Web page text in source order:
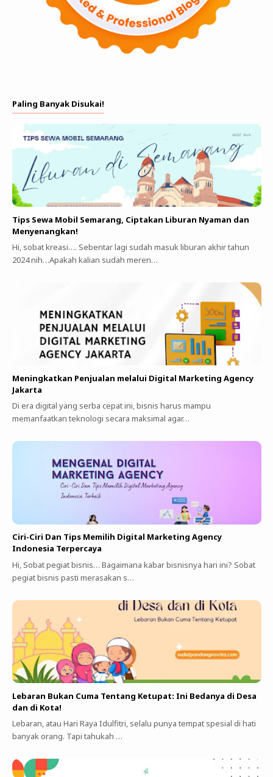
Paling Banyak Disukai!
Tips Sewa Mobil Semarang, Ciptakan Liburan Nyaman dan
Menyenangkan!
Hi, sobat kreasi…. Sebentar lagi sudah masuk liburan akhir tahun
2024 nih…Apakah kalian sudah meren…
Meningkatkan Penjualan melalui Digital Marketing Agency
Jakarta
Di era digital yang serba cepat ini, bisnis harus mampu
memanfaatkan teknologi secara maksimal agar…
Ciri-Ciri Dan Tips Memilih Digital Marketing Agency
Indonesia Terpercaya
Hi, Sobat pegiat bisnis… Bagaimana kabar bisnisnya hari ini? Sobat
pegiat bisnis pasti merasakan s…
Lebaran Bukan Cuma Tentang Ketupat: Ini Bedanya di Desa
dan di Kota!
Lebaran, atau Hari Raya Idulfitri, selalu punya tempat spesial di hati
banyak orang. Tapi tahukah …